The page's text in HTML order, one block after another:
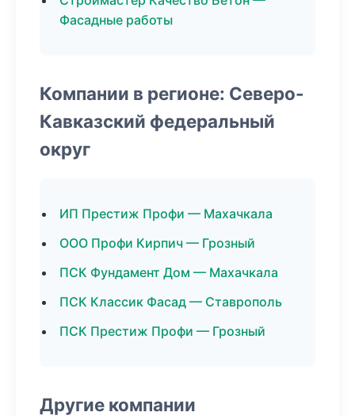
Фасадные работы
Компании в регионе: Северо-
Кавказский федеральный
округ
ИП Престиж Профи — Махачкала
ООО Профи Кирпич — Грозный
ПСК Фундамент Дом — Махачкала
ПСК Классик Фасад — Ставрополь
ПСК Престиж Профи — Грозный
Другие компании